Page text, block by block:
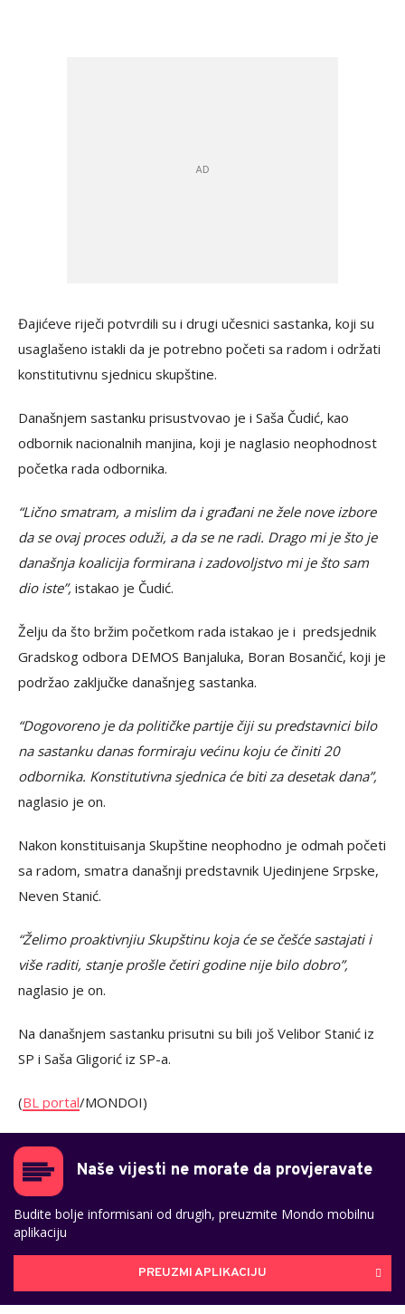
Đajićeve riječi potvrdili su i drugi učesnici sastanka, koji su
usaglašeno istakli da je potrebno početi sa radom i održati
konstitutivnu sjednicu skupštine.
Današnjem sastanku prisustvovao je i Saša Čudić, kao
odbornik nacionalnih manjina, koji je naglasio neophodnost
početka rada odbornika.
“Lično smatram, a mislim da i građani ne žele nove izbore
da se ovaj proces oduži, a da se ne radi. Drago mi je što je
današnja koalicija formirana i zadovoljstvo mi je što sam
dio iste”, istakao je Čudić.
Želju da što bržim početkom rada istakao je i predsjednik
Gradskog odbora DEMOS Banjaluka, Boran Bosančić, koji je
podržao zaključke današnjeg sastanka.
“Dogovoreno je da političke partije čiji su predstavnici bilo
na sastanku danas formiraju većinu koju će činiti 20
odbornika. Konstitutivna sjednica će biti za desetak dana”,
naglasio je on.
Nakon konstituisanja Skupštine neophodno je odmah početi
sa radom, smatra današnji predstavnik Ujedinjene Srpske,
Neven Stanić.
“Želimo proaktivnjiu Skupštinu koja će se češće sastajati i
više raditi, stanje prošle četiri godine nije bilo dobro”,
naglasio je on.
Na današnjem sastanku prisutni su bili još Velibor Stanić iz
SP i Saša Gligorić iz SP-a.
(BL portal/MONDOI)
Naše vijesti ne morate da provjeravate
Budite bolje informisani od drugih, preuzmite Mondo mobilnu
aplikaciju
PREUZMI APLIKACIJU